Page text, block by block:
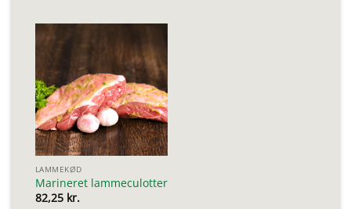
LAMMEKØD
Marineret lammeculotter
82,25 kr.